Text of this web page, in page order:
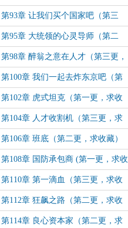
收藏）
第93章 让我们买个国家吧（第三
更，求收藏）
第95章 大统领的心灵导师（第二
更，求收藏）
第98章 醉翁之意在人才（第三更，
求收藏）
第100章 我们一起去炸东京吧（第
二更，求收藏）
第102章 虎式坦克（第一更，求收
藏）
第104章 人才收割机（第三更，求
收藏）
第106章 班底（第二更，求收藏）
第108章 国防承包商 (第一更，求收
藏)
第110章 第一滴血（第三更，求收
藏）
第112章 狂飙之路（第二更，求收
藏）
第114章 良心资本家（第二更，求